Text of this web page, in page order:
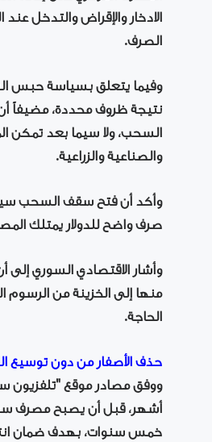
الادخار والإقراض والتدخل
الصرف.
وفيما يتعلق بسياسة حبس
نتيجة ظروف محددة، مضيفاً
السحب، ولا سيما بعد تمكن
والصناعية والزراعية.
وأكد أن فتح سقف السحب
صرف واضح للدولار يمتلك
وأشار الاقتصادي السوري
منها إلى الخزينة من الرسوم
الحاجة.
حذف الأصفار من دون توسيع
ووفق مصادر موقع "تلفزيون
أشهر، قبل أن يصبح مصرف
خمس سنوات، بهدف ضمان